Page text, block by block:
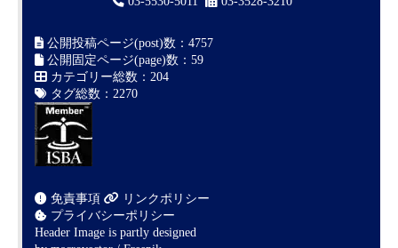
公開投稿ページ(post)数：4757
公開固定ページ(page)数：59
カテゴリー総数：204
タグ総数：2270
免責事項
リンクポリシー
プライバシーポリシー
Header Image is partly designed